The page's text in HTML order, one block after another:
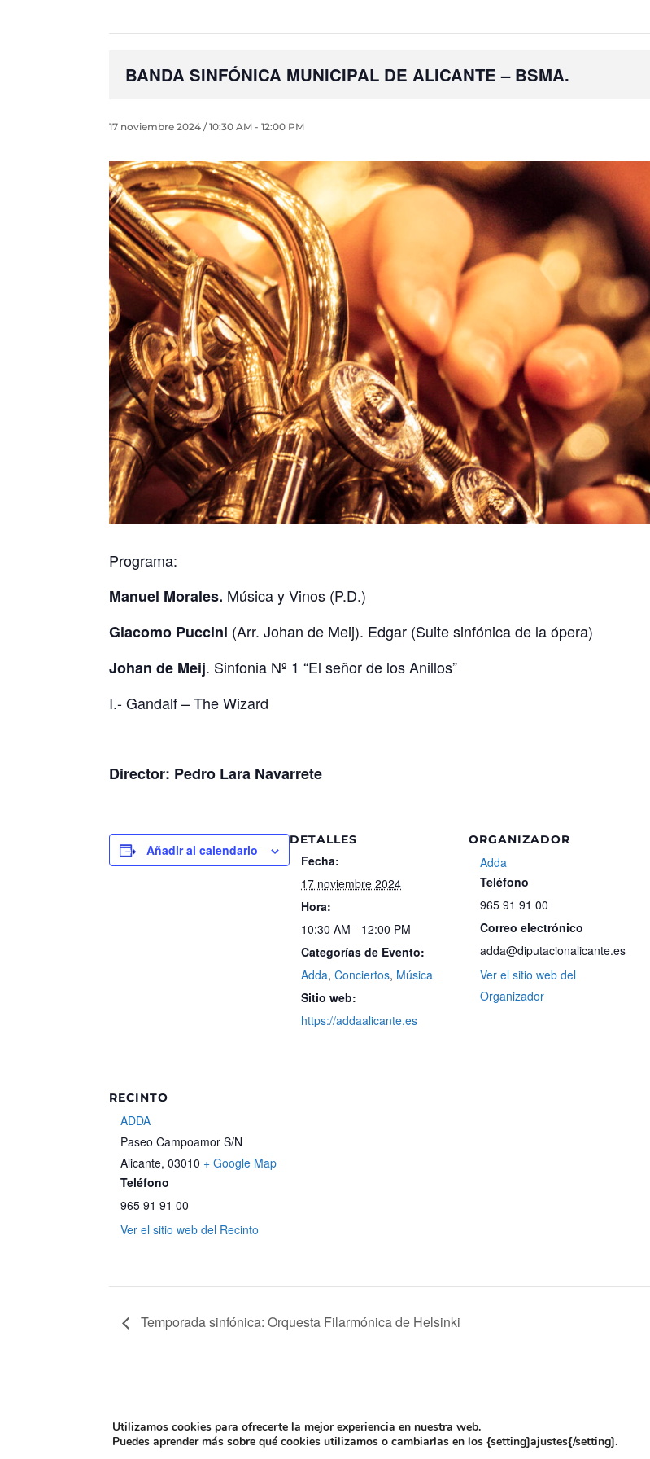
BANDA SINFÓNICA MUNICIPAL DE ALICANTE – BSMA.
17 noviembre 2024 / 10:30 AM -12:00 PM
Programa:
Manuel Morales. Música y Vinos (P.D.)
Giacomo Puccini (Arr. Johan de Meij). Edgar (Suite sinfónica de la ópera)
Johan de Meij. Sinfonia Nº 1 “El señor de los Anillos”
I.- Gandalf – The Wizard
Director: Pedro Lara Navarrete
Añadir al calendario
DETALLES
Fecha:
17 noviembre 2024
Hora:
10:30 AM - 12:00 PM
Categorías de Evento:
Adda,Conciertos, Música
Sitio web:
https://addaalicante.es
ORGANIZADOR
Adda
Teléfono
965 91 91 00
Correo electrónico
adda@diputacionalicante.es
Ver el sitio web del
Organizador
RECINTO
ADDA
Paseo Campoamor S/N
Alicante, 03010 + Google Map
Teléfono
965 91 91 00
Ver el sitio web del Recinto
Temporada sinfónica: Orquesta Filarmónica de Helsinki
Mapa web Política de Privacidad Politica de cookies
Utilizamos cookies para ofrecerte la mejor experiencia en nuestra web.
Puedes aprender más sobre qué cookies utilizamos o cambiarlas en los {setting]ajustes{/setting].